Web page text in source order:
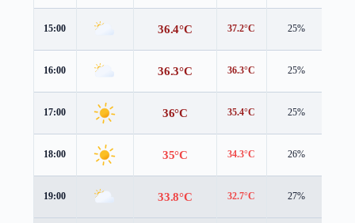
15:00 36.4°C 37.2°C 25%
16:00 36.3°C 36.3°C 25%
17:00 36°C 35.4°C 25%
18:00 35°C 34.3°C 26%
19:00 33.8°C 32.7°C 27%